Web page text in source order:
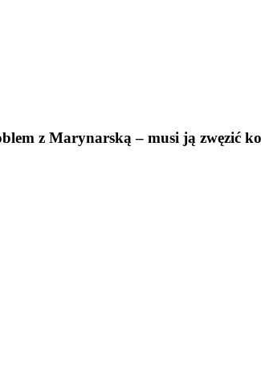
z Marynarską – musi ją zwęzić